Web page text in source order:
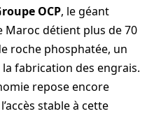
OCP, le géant
Maroc détient plus de 70
roche phosphatée, un
fabrication des engrais.
repose encore
stable à cette